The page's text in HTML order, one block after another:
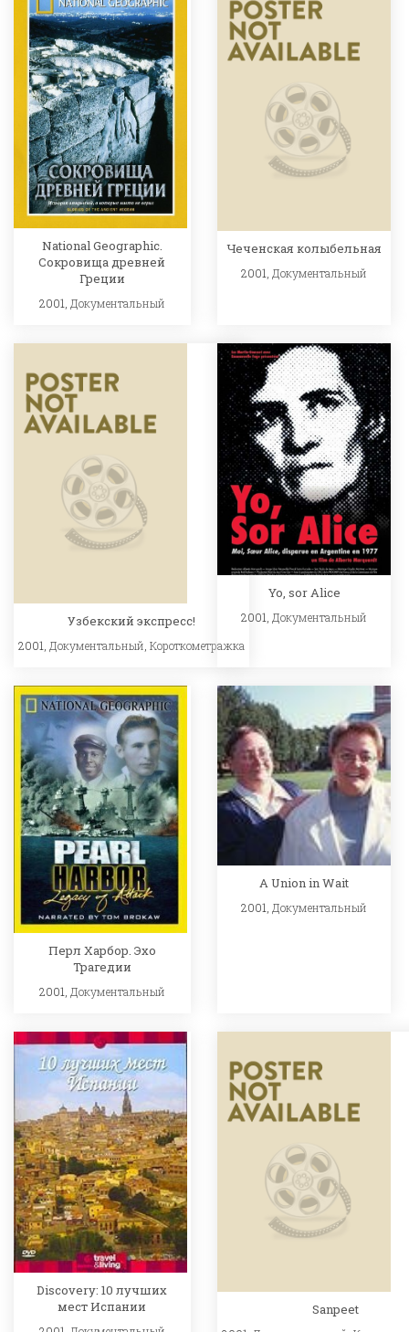
National Geographic.
Сокровища древней
Греции
2001, Документальный
Чеченская колыбельная
2001, Документальный
Узбекский экспресс!
2001, Документальный Короткометражка
Yo, sor Alice
2001, Документальный
Перл Харбор. Эхо
Трагедии
2001, Документальный
A Union in Wait
2001,Документальный
Discovery: 10 лучших
мест Испании
Sanpeet